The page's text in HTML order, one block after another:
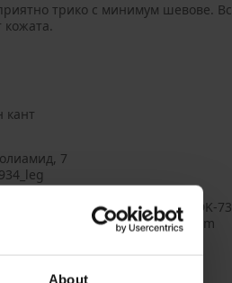
About
трико с минимум шевове.
кожата.
кант
7
A/S, aдрес: Fredskovvej 5, DK-
Имейл: contact@bestseller.com